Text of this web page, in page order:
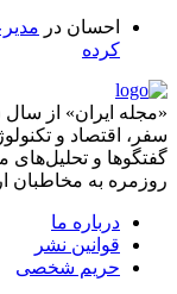
احسان در
کرده
سفر، اقتصاد و
گفتگوها و تحلیل‌های
روزمره به مخاطبان
درباره ما
قوانین نشر
حریم شخصی